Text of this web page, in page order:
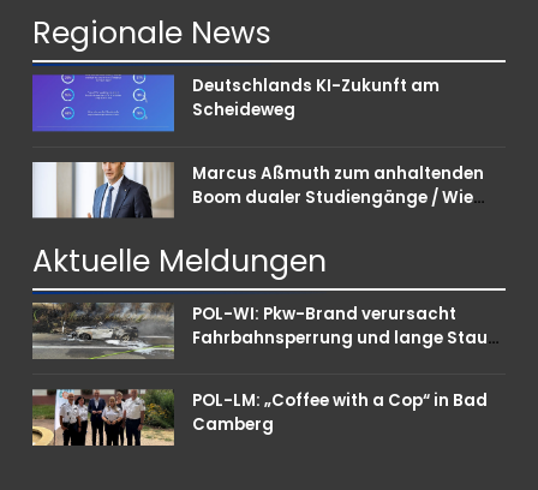
Regionale News
Deutschlands KI-Zukunft am
Scheideweg
Marcus Aßmuth zum anhaltenden
Boom dualer Studiengänge / Wie
punkten können
Aktuelle Meldungen
POL-WI: Pkw-Brand verursacht
Fahrbahnsperrung und lange Staus
POL-LM: „Coffee with a Cop“ in Bad
Camberg